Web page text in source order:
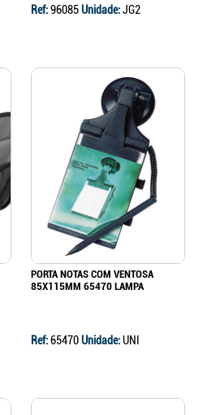
Ref:96085Unidade:JG2
PORTA NOTAS COM VENTOSA
85X115MM 65470 LAMPA
Ref:65470Unidade:UNI